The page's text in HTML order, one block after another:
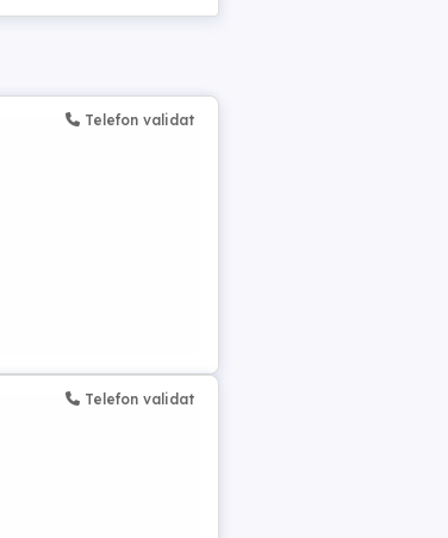
Telefon validat
Telefon validat